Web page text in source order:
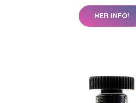
MER INFO!